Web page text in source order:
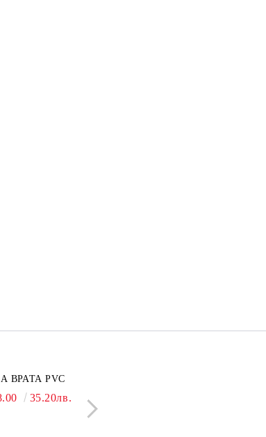
50 см
12.71лв.
ВРАТА PVC
35.20лв.